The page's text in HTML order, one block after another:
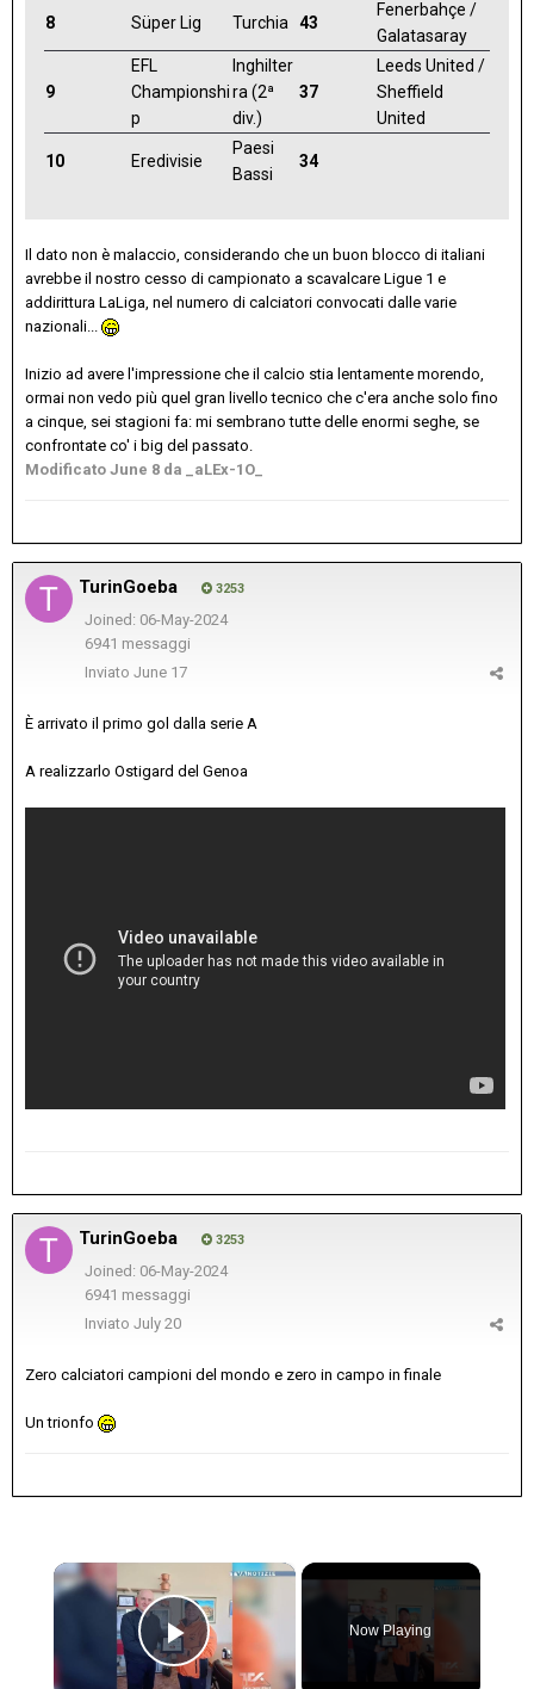
8 Süper Lig Turchia 43
Fenerbahçe /
Galatasaray
9
EFL
Championshi
p
Inghilter
ra (2ª
div.)
37
Leeds United /
Sheffield
United
10 Eredivisie
Paesi
Bassi
34
Il dato non è malaccio, considerando che un buon blocco di italiani
avrebbe il nostro cesso di campionato a scavalcare Ligue 1 e
addirittura LaLiga, nel numero di calciatori convocati dalle varie
nazionali...
Inizio ad avere l'impressione che il calcio stia lentamente morendo,
ormai non vedo più quel gran livello tecnico che c'era anche solo fino
a cinque, sei stagioni fa: mi sembrano tutte delle enormi seghe, se
confrontate co' i big del passato.
Modificato June 8 da _aLEx-1O_
TurinGoeba 3253
Joined: 06-May-2024
6941 messaggi
Inviato June 17
È arrivato il primo gol dalla serie A
A realizzarlo Ostigard del Genoa
TurinGoeba 3253
Joined: 06-May-2024
6941 messaggi
Inviato July 20
Zero calciatori campioni del mondo e zero in campo in finale
Un trionfo
×
Play Video
Now Playing